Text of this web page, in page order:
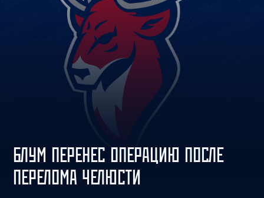
БЛУМ ПЕРЕНЕС ОПЕРАЦИЮ ПОСЛЕ
ПЕРЕЛОМА ЧЕЛЮСТИ